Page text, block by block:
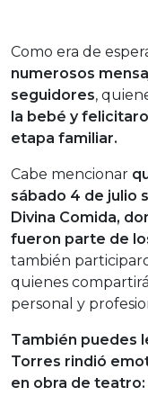
Como era de
numerosos
seguidores,
la bebé y
etapa familiar.
Cabe mencionar
sábado 4 de julio
Divina Comida,
fueron parte de
también
quienes
personal y
También puedes
Torres rindió
en obra de teatro: